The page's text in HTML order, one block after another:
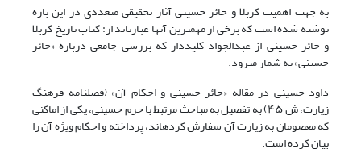
به جهت اهمیت کربلا و حائر حسینی آثار تحقیقی متعددی در این باره
نوشته شده است که برخی از مهمترین آنها عبارتاند از: کتابتاریخ کربلا
و حائر حسینی از عبدالجواد کلیددار که بررسی جامعی درباره «حائر
حسینی» به شمار میرود.
داود حسینی در مقاله «حائر حسینی و احکام آن» (فصلنامه فرهنگ
زیارت ، ش ۴۵) به تفصیل به مباحث مرتبط با حرم حسینی، یکی از اماکنی
که معصومان به زیارت آن سفارش کردهاند، پرداخته و احکام ویژه آن را
بیان کرده است.